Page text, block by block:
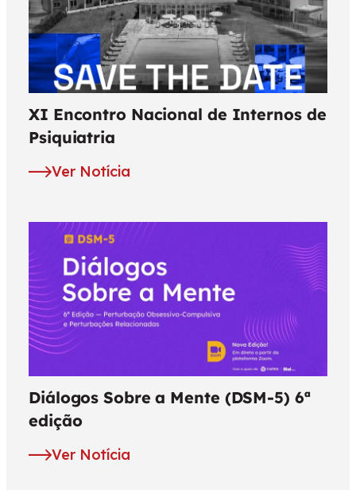
XI Encontro Nacional de Internos de
Psiquiatria
Ver Notícia
Diálogos Sobre a Mente (DSM-5) 6ª
edição
Ver Notícia